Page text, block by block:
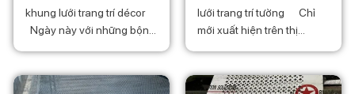
khung lưới trang trí
décor uy tín nhất?
khung lưới trang trí décor
Ngày này với những bộn
giải tỏa stress như tham
mức giá tốt nhất thị
trường
lưới trang trí tường Chỉ
mới xuất hiện trên thị
vị trí tương đối vững chắc.